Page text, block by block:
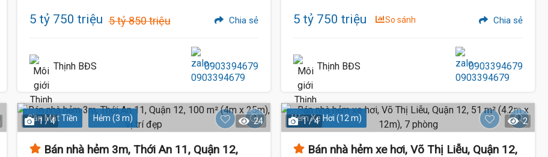
5 tỷ 750 triệu 5 tỷ 850 triệu Chia sẻ
Thịnh BĐS 0903394679
5 tỷ 750 triệu So sánh Chia sẻ
Thịnh BĐS 0903394679
Gần Mặt Tiền Hẻm (3 m)
1 / 4 24
Bán nhà hẻm 3m, Thới An 11, Quận 12,
Hẻm Xe Hơi (12 m)
1 / 4 2
Bán nhà hẻm xe hơi, Võ Thị Liễu, Quận 12,